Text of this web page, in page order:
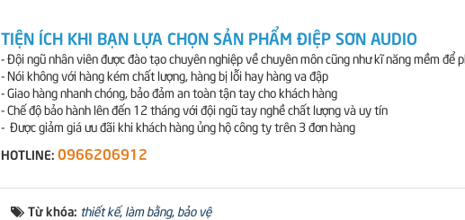
TIỆN ÍCH KHI BẠN LỰA CHỌN SẢN PHẨM ĐIỆP SƠN AUDIO
- Đội ngũ nhân viên được đào tạo chuyên nghiệp về chuyên môn cũng như kĩ năng mềm để
- Nói không với hàng kém chất lượng, hàng bị lỗi hay hàng va đập
- Giao hàng nhanh chóng, bảo đảm an toàn tận tay cho khách hàng
- Chế độ bảo hành lên đến 12 tháng với đội ngũ tay nghề chất lượng và uy tín
- Được giảm giá ưu đãi khi khách hàng ủng hộ công ty trên 3 đơn hàng
HOTLINE: 0966206912
Từ khóa: thiết kế,làm bằng, bảo vệ